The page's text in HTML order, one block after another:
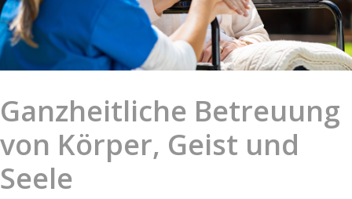
Ganzheitliche Betreuung
von Körper, Geist und
Seele